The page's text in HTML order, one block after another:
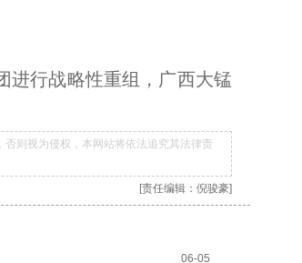
进行战略性重组，广西大锰
则视为侵权，本网站将依法追究其法律责
[责任编辑：倪骏豪]
06-05